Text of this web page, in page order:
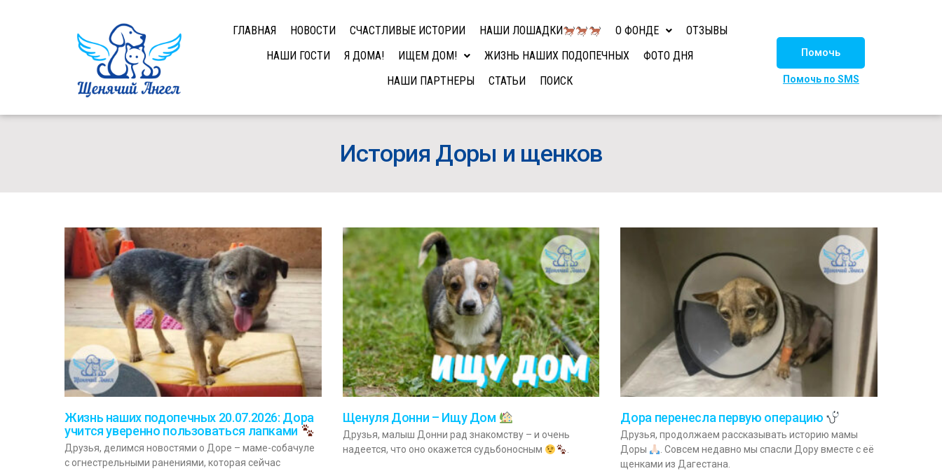
ГЛАВНАЯ НОВОСТИ СЧАСТЛИВЫЕ ИСТОРИИ НАШИ ЛОШАДКИ О ФОНДЕ
ОТЗЫВЫ
НАШИ ГОСТИ
Я ДОМА! ИЩЕМ ДОМ! ЖИЗНЬ НАШИХ ПОДОПЕЧНЫХ
ФОТО ДНЯ
НАШИ ПАРТНЕРЫ
СТАТЬИ ПОИСК
Помочь
Помочь по SMS
История Доры и щенков
Жизнь наших подопечных 20.07.2026: Дора
учится уверенно пользоваться лапками
Друзья, делимся новостями о Доре – маме-собачуле
с огнестрельными ранениями, которая сейчас
Щенуля Донни – Ищу Дом
Друзья, малыш Донни рад знакомству – и очень
надеется, что оно окажется судьбоносным
Дора перенесла первую операцию
Друзья, продолжаем рассказывать историю мамы
Доры
. Совсем недавно мы спасли Дору вместе с её
щенками из Дагестана.